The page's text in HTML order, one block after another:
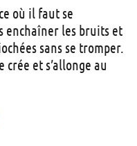
où il faut se
enchaîner les bruits et
sans se tromper.
crée et s’allonge au